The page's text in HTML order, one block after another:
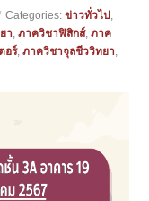
Categories:ข่าวทั่วไป ,
า,ภาควิชาฟิสิกส์,ภาค
อร์,ภาควิชาจุลชีววิทยา,